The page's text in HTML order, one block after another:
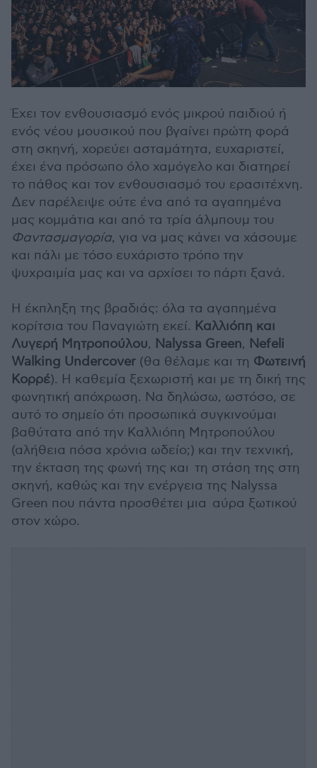
Έχει τον ενθουσιασμό ενός μικρού παιδιού ή
ενός νέου μουσικού που βγαίνει πρώτη φορά
στη σκηνή, χορεύει ασταμάτητα, ευχαριστεί,
έχει ένα πρόσωπο όλο χαμόγελο και διατηρεί
το πάθος και τον ενθουσιασμό του ερασιτέχνη.
Δεν παρέλειψε ούτε ένα από τα αγαπημένα
μας κομμάτια και από τα τρία άλμπουμ του
Φαντασμαγορία, για να μας κάνει να χάσουμε
και πάλι με τόσο ευχάριστο τρόπο την
ψυχραιμία μας και να αρχίσει το πάρτι ξανά.
Η έκπληξη της βραδιάς: όλα τα αγαπημένα
κορίτσια του Παναγιώτη εκεί. Καλλιόπη και
Λυγερή Μητροπούλου, Nalyssa Green, Nefeli
Walking Undercover (θα θέλαμε και τη Φωτεινή
Κορρέ). Η καθεμία ξεχωριστή και με τη δική της
φωνητική απόχρωση. Να δηλώσω, ωστόσο, σε
αυτό το σημείο ότι προσωπικά συγκινούμαι
βαθύτατα από την Καλλιόπη Μητροπούλου
(αλήθεια πόσα χρόνια ωδείο;) και την τεχνική,
την έκταση της φωνή της και τη στάση της στη
σκηνή, καθώς και την ενέργεια της Nalyssa
Green που πάντα προσθέτει μια αύρα ξωτικού
στον χώρο.